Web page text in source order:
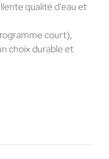
qualité d'eau et
court),
choix durable et